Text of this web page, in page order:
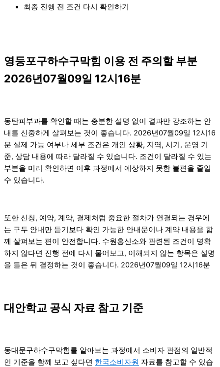
최종 진행 전 조건 다시 확인하기
영등포구하수구막힘 이용 전 주의할 부분
2026년07월09일 12시16분
동탄피부과를 확인할 때는 충분한 설명 없이 결과만 강조하는 안
내를 신중하게 살펴보는 것이 좋습니다. 2026년07월09일 12시16
분 실제 가능 여부나 세부 조건은 개인 상황, 지역, 시기, 운영 기
준, 상담 내용에 따라 달라질 수 있습니다. 조건이 달라질 수 있는
부분을 미리 확인하면 이후 과정에서 예상하지 못한 불편을 줄일
수 있습니다.
또한 신청, 예약, 계약, 결제처럼 중요한 절차가 연결되는 경우에
는 구두 안내만 듣기보다 확인 가능한 안내문이나 계약 내용을 함
께 살펴보는 편이 안전합니다. 수원흥신소와 관련된 조건이 명확
하지 않다면 진행 전에 다시 물어보고, 이해되지 않는 항목은 설명
을 들은 뒤 결정하는 것이 좋습니다. 2026년07월09일 12시16분
대안학교 공식 자료 참고 기준
동대문구하수구막힘를 알아보는 과정에서 소비자 관점의 일반적
인 기준을 함께 보고 싶다면 한국소비자원 자료를 참고할 수 있습